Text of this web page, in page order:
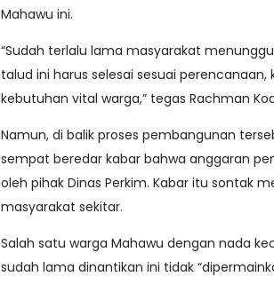
Mahawu ini.
“Sudah terlalu lama masyarakat
talud ini harus selesai sesuai
kebutuhan vital warga,” tegas Rachman
Namun, di balik proses pembangunan
sempat beredar kabar bahwa anggaran
oleh pihak Dinas Perkim. Kabar itu sontak
masyarakat sekitar.
Salah satu warga Mahawu dengan nada
sudah lama dinantikan ini tidak